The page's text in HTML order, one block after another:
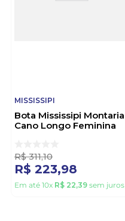
MISSISSIPI
Bota Mississipi Montaria
Cano Longo Feminina
R$ 311,10
R$ 223,98
Em até 10x R$ 22,39 sem juros